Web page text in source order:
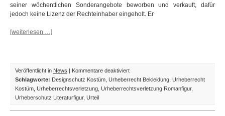
seiner wöchentlichen Sonderangebote beworben und verkauft, dafür
jedoch keine Lizenz der Rechteinhaber eingeholt. Er
[weiterlesen …]
Veröffentlicht in News | Kommentare deaktiviertfür
Pippi–
Langstrumpf-
Schlagworte: Designschutz Kostüm Urheberrecht Bekleidung Urheberrecht
Kostüm Urheberrechtsverletzung Urheberrechtsverletzung Romanfigur,
Urheberschutz Literaturfigur, Urteil